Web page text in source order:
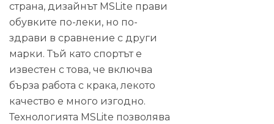
страна, дизайнът MSLite прави
обувките по-леки, но по-
здрави в сравнение с други
марки. Тъй като спортът е
известен с това, че включва
бърза работа с крака, лекото
качество е много изгодно.
Технологията MSLite позволява